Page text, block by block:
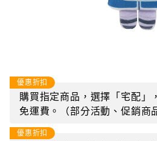
優惠折扣
購買指定商品，選擇「宅配」
免運費。（部分活動、促銷商
優惠折扣